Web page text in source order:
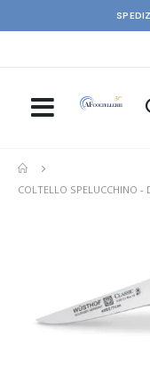
COLTELLO SPELUCCHINO -
images